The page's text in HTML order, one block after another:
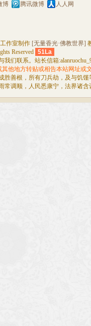
博 腾讯微博 人人网
作室制作 [无量香光·佛教世界]
Reserved 51La
们联系。站长信箱
他地方转贴或相告本站网址或
胜善根，所有刀兵劫，及与饥
常调顺，人民悉康宁，法界诸含